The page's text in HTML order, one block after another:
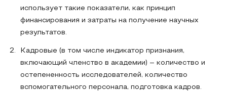
использует такие показатели, как принцип
финансирования и затраты на получение научных
результатов.
Кадровые (в том числе индикатор признания,
включающий членство в академии) – количество и
остепененность исследователей, количество
вспомогательного персонала, подготовка кадров.